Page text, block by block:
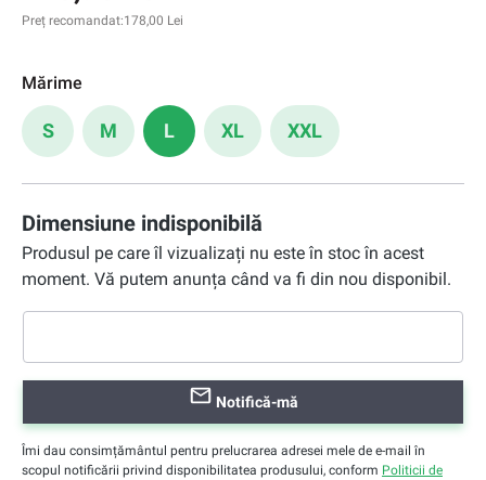
Preț recomandat:178,00 Lei
Mărime
S M L XL XXL
Dimensiune indisponibilă
Produsul pe care îl vizualizați nu este în stoc în acest
moment. Vă putem anunța când va fi din nou disponibil.
Notifică-mă
Îmi dau consimțământul pentru prelucrarea adresei mele de e-mail în
scopul notificării privind disponibilitatea produsului, conform Politicii de